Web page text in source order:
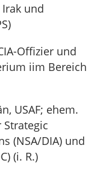
und
Offizier und
iim Bereich
USAF; ehem.
Strategic
(NSA/DIA) und
(i. R.)